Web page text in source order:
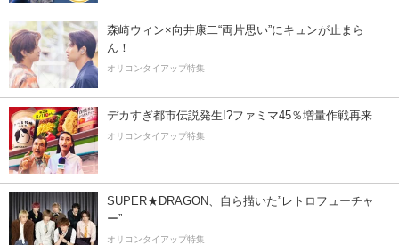
森崎ウィン×向井康二“両片思い”にキュンが止まら
ん！
オリコンタイアップ特集
デカすぎ都市伝説発生!?ファミマ45％増量作戦再来
オリコンタイアップ特集
SUPER★DRAGON、自ら描いた”レトロフューチャ
ー”
オリコンタイアップ特集